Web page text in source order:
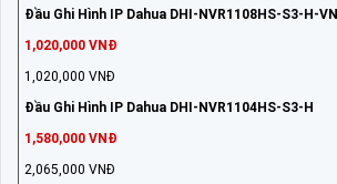
Đầu Ghi Hình IP Dahua DHI-NVR1108HS-S3-H-VN
1,020,000 VNĐ
1,020,000 VNĐ
Đầu Ghi Hình IP Dahua DHI-NVR1104HS-S3-H
1,580,000 VNĐ
2,065,000 VNĐ